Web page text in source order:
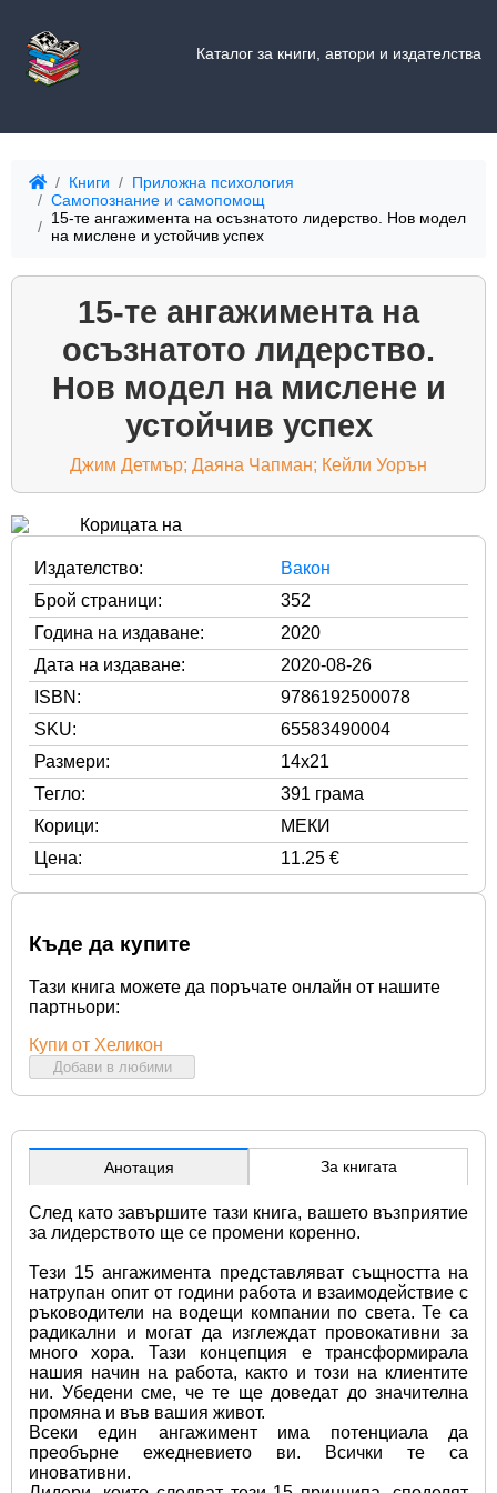
Каталог за книги, автори и издателства
Книги
Приложна психология
Самопознание и самопомощ
15-те ангажимента на осъзнатото лидерство. Нов модел
на мислене и устойчив успех
15-те ангажимента на
осъзнатото лидерство.
Нов модел на мислене и
устойчив успех
Джим Детмър; Даяна Чапман; Кейли Уорън
Издателство:
Вакон
Брой страници:
352
Година на издаване:
2020
Дата на издаване:
2020-08-26
ISBN:
9786192500078
SKU:
65583490004
Размери:
14x21
Тегло:
391 грама
Корици:
МЕКИ
Цена:
11.25 €
Къде да купите
Тази книга можете да поръчате онлайн от нашите
партньори:
Купи от Хеликон
Добави в любими
Анотация За книгата
След като завършите тази книга, вашето възприятие
за лидерството ще се промени коренно.
Тези 15 ангажимента представляват същността на
натрупан опит от години работа и взаимодействие с
ръководители на водещи компании по света. Те са
радикални и могат да изглеждат провокативни за
много хора. Тази концепция е трансформирала
нашия начин на работа, както и този на клиентите
ни. Убедени сме, че те ще доведат до значителна
промяна и във вашия живот.
Всеки един ангажимент има потенциала да
преобърне ежедневието ви. Всички те са
иновативни.